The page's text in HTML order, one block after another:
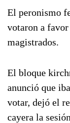
El peronismo
votaron a
magistrados.
El bloque
anunció que
votar, dejó el
cayera la